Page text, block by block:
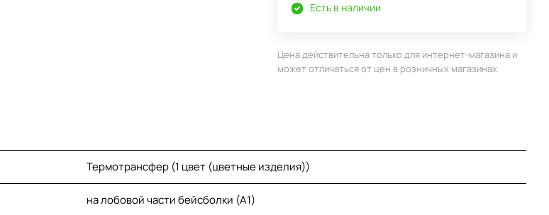
Есть в наличии
Цена действительна только для интернет-магазина и
может отличаться от цен в розничных магазинах
Термотрансфер (1 цвет (цветные изделия))
на лобовой части бейсболки (A1)